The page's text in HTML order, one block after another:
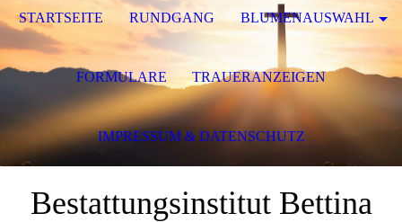
Bestattungsinstitut Bettina
STARTSEITE RUNDGANG BLUMENAUSWAHL
FORMULARE TRAUERANZEIGEN
IMPRESSUM & DATENSCHUTZ